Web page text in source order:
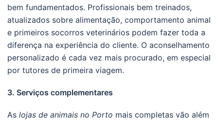
bem fundamentados. Profissionais bem treinados,
atualizados sobre alimentação, comportamento animal
e primeiros socorros veterinários podem fazer toda a
diferença na experiência do cliente. O aconselhamento
personalizado é cada vez mais procurado, em especial
por tutores de primeira viagem.
3. Serviços complementares
As lojas de animais no Porto mais completas vão além